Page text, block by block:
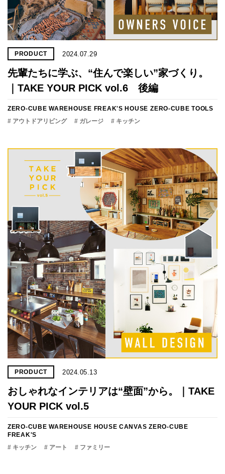
PRODUCT 2024.07.29
先輩たちに学ぶ、“住んで楽しい”家づくり。
｜TAKE YOUR PICK vol.6 後編
ZERO-CUBE WAREHOUSE FREAK'S HOUSE ZERO-CUBE TOOLS
# アウトドアリビング
# ガレージ # キッチン
PRODUCT 2024.05.13
おしゃれなインテリアは“壁面”から。｜TAKE
YOUR PICK vol.5
ZERO-CUBE WAREHOUSE HOUSE CANVAS ZERO-CUBE
FREAK'S
# キッチン
# アート # ファミリー